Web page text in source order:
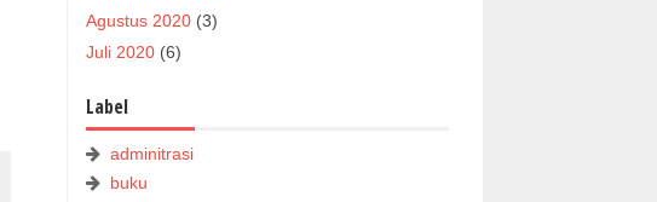
Agustus 2020 (3)
Juli 2020 (6)
Label
adminitrasi
buku